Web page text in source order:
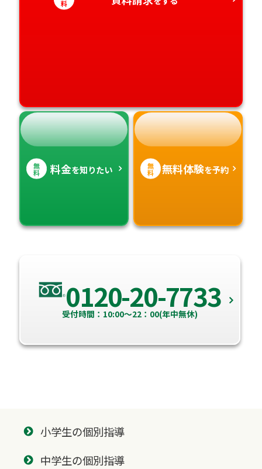
料
無
料 料金を知りたい 無
料 無料体験を予約
0120-20-7733
受付時間：10:00～22：00(年中無休)
小学生の個別指導
中学生の個別指導